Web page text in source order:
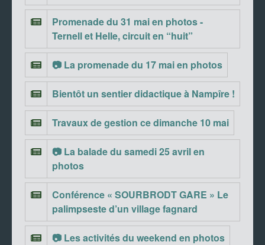
Promenade du 31 mai en photos -
Ternell et Helle, circuit en “huit”
📷 La promenade du 17 mai en photos
Bientôt un sentier didactique à Nampîre !
Travaux de gestion ce dimanche 10 mai
📷 La balade du samedi 25 avril en
photos
Conférence « SOURBRODT GARE » Le
palimpseste d’un village fagnard
📷 Les activités du weekend en photos